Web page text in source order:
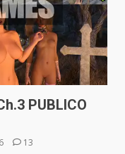
PUBLICO
13